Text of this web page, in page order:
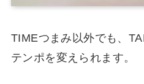
TIMEつまみ以外でも、
テンポを変えられます。